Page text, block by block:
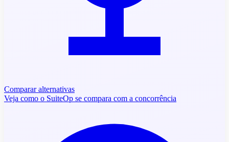
Comparar alternativas
Veja como o SuiteOp se compara com a concorrência